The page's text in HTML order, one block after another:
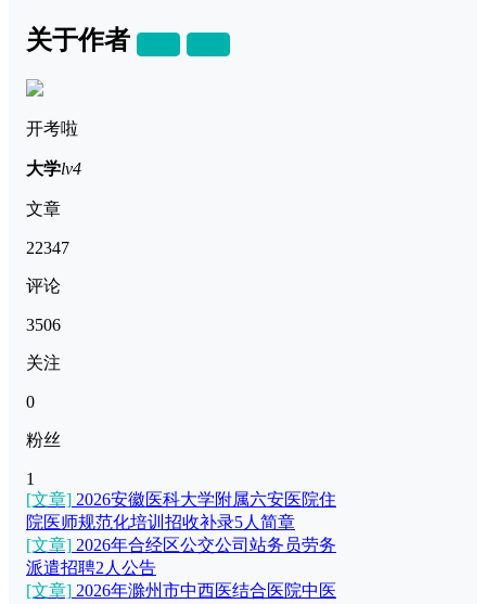
关于作者
开考啦
大学lv4
文章
22347
评论
3506
关注
0
粉丝
1
[文章] 2026安徽医科大学附属六安医院住
院医师规范化培训招收补录5人简章
[文章] 2026年合经区公交公司站务员劳务
派遣招聘2人公告
[文章] 2026年滁州市中西医结合医院中医